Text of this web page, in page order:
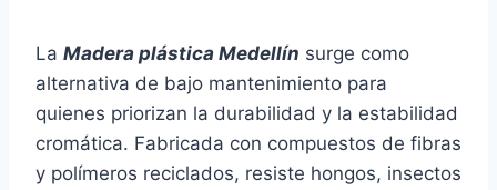
La Madera plástica Medellín surge como
alternativa de bajo mantenimiento para
quienes priorizan la durabilidad y la estabilidad
cromática. Fabricada con compuestos de fibras
y polímeros reciclados, resiste hongos, insectos